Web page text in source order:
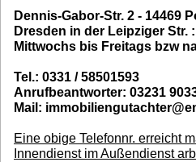
Dennis-Gabor-Str. 2 - 14469
Dresden in der Leipziger Str.
Mittwochs bis Freitags bzw
Tel.: 0331 / 58501593
Anrufbeantworter: 03231
Mail:
Eine obige Telefonnr. erreicht
Innendienst im Außendienst